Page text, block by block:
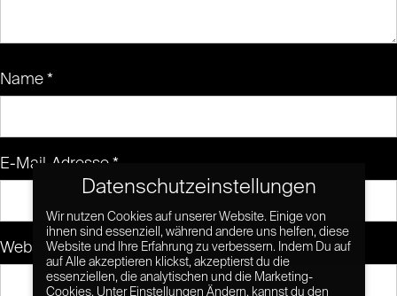
Name *
E-Mail-Adresse *
Website
Datenschutzeinstellungen
Wir nutzen Cookies auf unserer Website. Einige von
ihnen sind essenziell, während andere uns helfen, diese
Website und Ihre Erfahrung zu verbessern. Indem Du auf
auf Alle akzeptieren klickst, akzeptierst du die
essenziellen, die analytischen und die Marketing-
Cookies. Unter Einstellungen Ändern, kannst du den